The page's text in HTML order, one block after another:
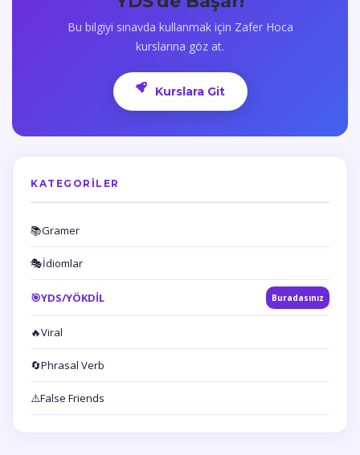
Bu bilgiyi sınavda kullanmak için Zafer Hoca
kurslarına göz at.
Kurslara Git
KATEGORILER
📚Gramer
🎭İdiomlar
🎯YDS/YÖKDİL Buradasınız
🔥Viral
🔄Phrasal Verb
⚠️False Friends